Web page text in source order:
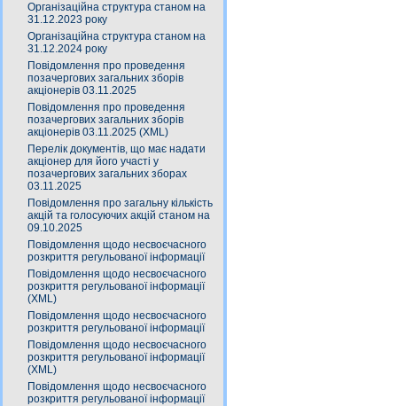
Організаційна структура станом на
31.12.2023 року
Організаційна структура станом на
31.12.2024 року
Повідомлення про проведення
позачергових загальних зборів
акціонерів 03.11.2025
Повідомлення про проведення
позачергових загальних зборів
акціонерів 03.11.2025 (XML)
Перелік документів, що має надати
акціонер для його участі у
позачергових загальних зборах
03.11.2025
Повідомлення про загальну кількість
акцій та голосуючих акцій станом на
09.10.2025
Повідомлення щодо несвоєчасного
розкриття регульованої інформації
Повідомлення щодо несвоєчасного
розкриття регульованої інформації
(XML)
Повідомлення щодо несвоєчасного
розкриття регульованої інформації
Повідомлення щодо несвоєчасного
розкриття регульованої інформації
(XML)
Повідомлення щодо несвоєчасного
розкриття регульованої інформації